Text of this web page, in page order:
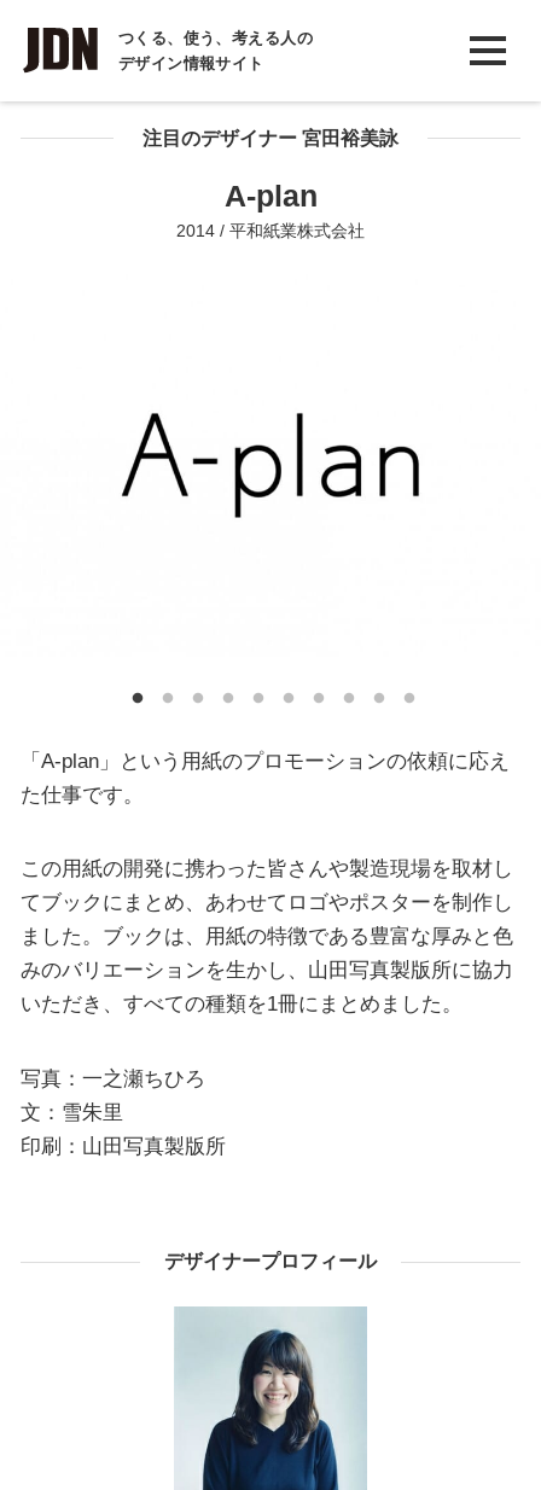
つくる、使う、考える人の
デザイン情報サイト
INTERVIEW
インタビュー
REPORT
COLUMN
注目のデザイナー 宮田裕美詠
A-plan
2014 / 平和紙業株式会社
「A-plan」という用紙のプロモーションの依頼に応え
た仕事です。
この用紙の開発に携わった皆さんや製造現場を取材し
てブックにまとめ、あわせてロゴやポスターを制作し
ました。ブックは、用紙の特徴である豊富な厚みと色
みのバリエーションを生かし、山田写真製版所に協力
いただき、すべての種類を1冊にまとめました。
写真：一之瀬ちひろ
文：雪朱里
印刷：山田写真製版所
デザイナープロフィール